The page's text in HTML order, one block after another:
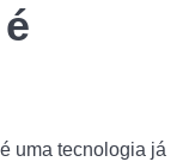
uma tecnologia já